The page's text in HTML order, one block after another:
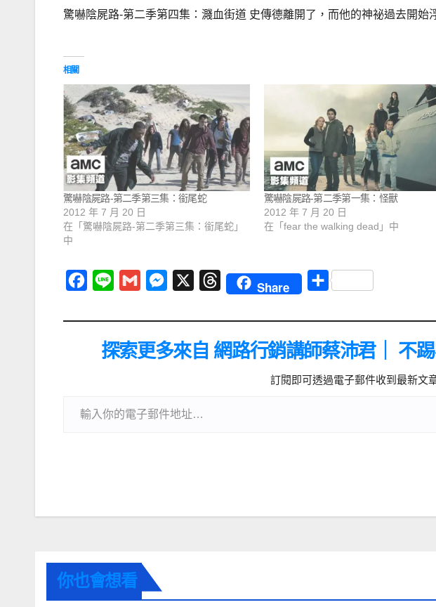
驚嚇陰屍路-第二季第四集：濺血街道 史傳德離開了，而他的神祕過去開始
相關
驚嚇陰屍路-第二季第三集：銜尾蛇
2012 年 7 月 20 日
在「驚嚇陰屍路-第二季第三集：銜尾蛇」
中
驚嚇陰屍路-第二季第一集：怪獸
2012 年 7 月 20 日
在「fear the walking dead」中
c
o
n
e
a
i
s
s
g
T
r
e
Share
分
探索更多來自 網路行銷講師蔡沛君｜ 不
訂閱即可透過電子郵件收到最新文
你也會想看